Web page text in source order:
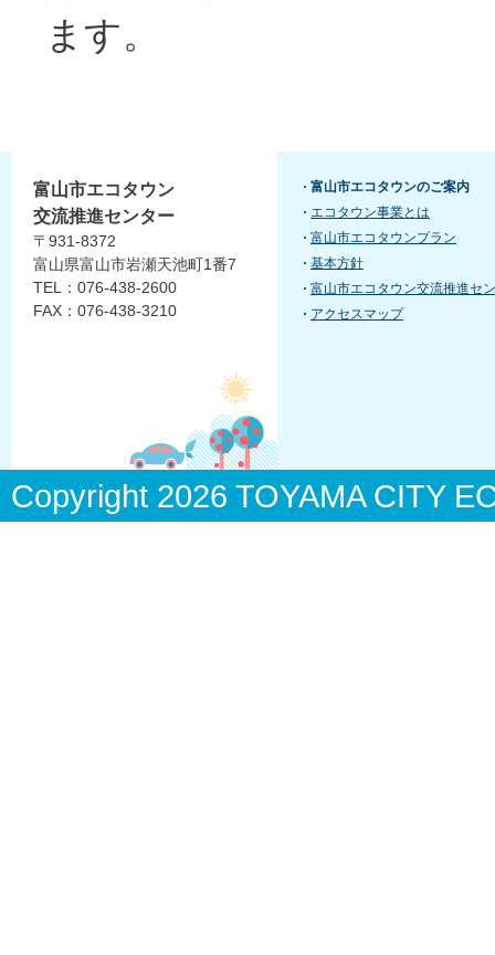
ます。
富山市エコタウン
交流推進センター
〒931-8372
富山県富山市岩瀬天池町1番7
TEL：076-438-2600
FAX：076-438-3210
富山市エコタウンのご案内
エコタウン事業とは
富山市エコタウンプラン
基本方針
富山市エコタウン交流推進セ
アクセスマップ
Copyright 2026 TOYAMA CITY